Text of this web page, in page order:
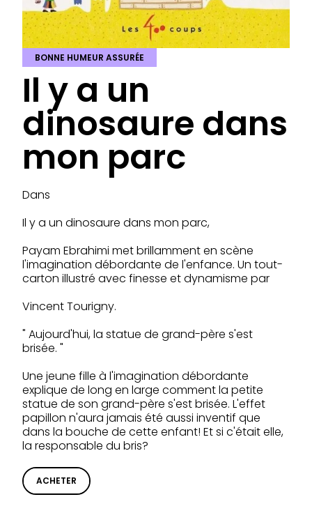
BONNE HUMEUR ASSURÉE
Il y a un
dinosaure dans
mon parc
Dans
Il y a un dinosaure dans mon parc,
Payam Ebrahimi met brillamment en scène
l'imagination débordante de l'enfance. Un tout-
carton illustré avec finesse et dynamisme par
Vincent Tourigny.
" Aujourd'hui, la statue de grand-père s'est
brisée. "
Une jeune fille à l'imagination débordante
explique de long en large comment la petite
statue de son grand-père s'est brisée. L'effet
papillon n'aura jamais été aussi inventif que
dans la bouche de cette enfant! Et si c'était elle,
la responsable du bris?
ACHETER